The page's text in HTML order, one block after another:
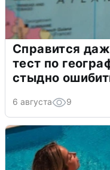
Справится
тест по
стыдно
6 августа 9